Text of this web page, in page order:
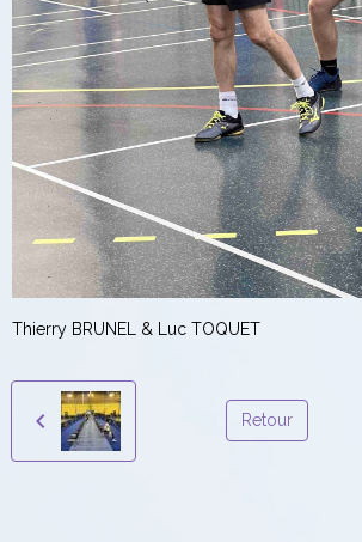
Thierry BRUNEL & Luc TOQUET
Retour